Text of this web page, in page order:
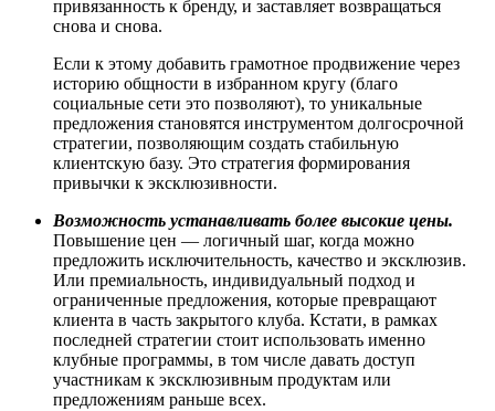
привязанность к бренду, и заставляет возвращаться
снова и снова.
Если к этому добавить грамотное продвижение через
историю общности в избранном кругу (благо
социальные сети это позволяют), то уникальные
предложения становятся инструментом долгосрочной
стратегии, позволяющим создать стабильную
клиентскую базу. Это стратегия формирования
привычки к эксклюзивности.
Возможность устанавливать более высокие цены.
Повышение цен — логичный шаг, когда можно
предложить исключительность, качество и эксклюзив.
Или премиальность, индивидуальный подход и
ограниченные предложения, которые превращают
клиента в часть закрытого клуба. Кстати, в рамках
последней стратегии стоит использовать именно
клубные программы, в том числе давать доступ
участникам к эксклюзивным продуктам или
предложениям раньше всех.